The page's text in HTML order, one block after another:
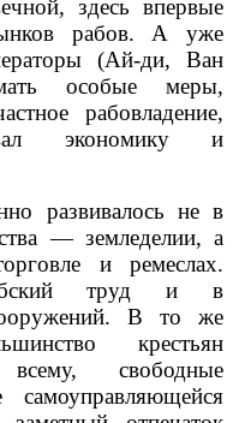
здесь впервые
рабов. А уже
(Ай-ди, Ван
особые меры,
рабовладение,
экономику и
развивалось не в
— земледелии, а
и ремеслах.
труд и в
В то же
крестьян
свободные